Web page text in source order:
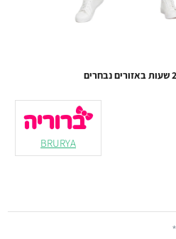
BRURYA